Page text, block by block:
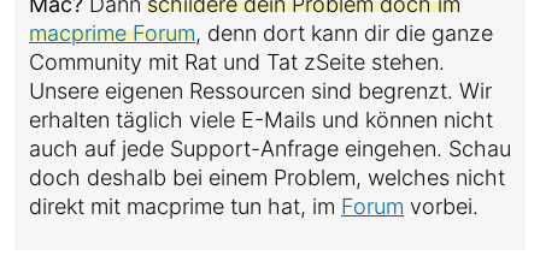
macprime Forum, denn dort kann dir die ganze
Community mit Rat und Tat zSeite stehen.
Unsere eigenen Ressourcen sind begrenzt. Wir
erhalten täglich viele E-Mails und können nicht
auch auf jede Support-Anfrage eingehen. Schau
doch deshalb bei einem Problem, welches nicht
direkt mit macprime tun hat, im Forum vorbei.